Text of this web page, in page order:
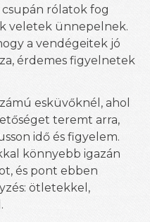
rólatok fog
veletek ünnepelnek.
a vendégeitek jó
érdemes figyelnetek
esküvőknél, ahol
teremt arra,
idő és figyelem.
könnyebb igazán
és pont ebben
ötletekkel,